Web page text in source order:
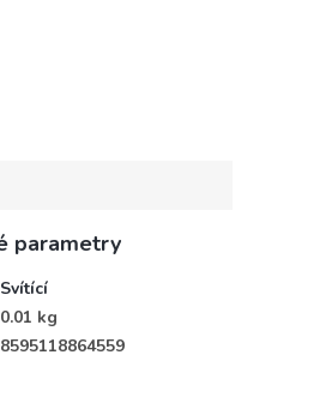
parametry
Svítící
0.01 kg
8595118864559